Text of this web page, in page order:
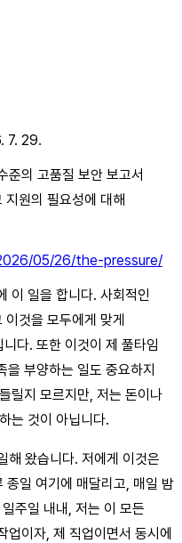
7. 29.
준의 고품질 보안 보고서
지원의 필요성에 대해
05/26/the-pressure/
이 일을 합니다. 사회적인
것을 모두에게 맞게
다. 또한 이것이 제 풀타임
을 부양하는 일도 중요하지
릴지 모르지만, 저는 돈이나
는 것이 아닙니다.
왔습니다. 저에게 이것은
일 여기에 매달리고, 매일 밤
주일 내내, 저는 이 모든
업이자, 제 직업이면서 동시에